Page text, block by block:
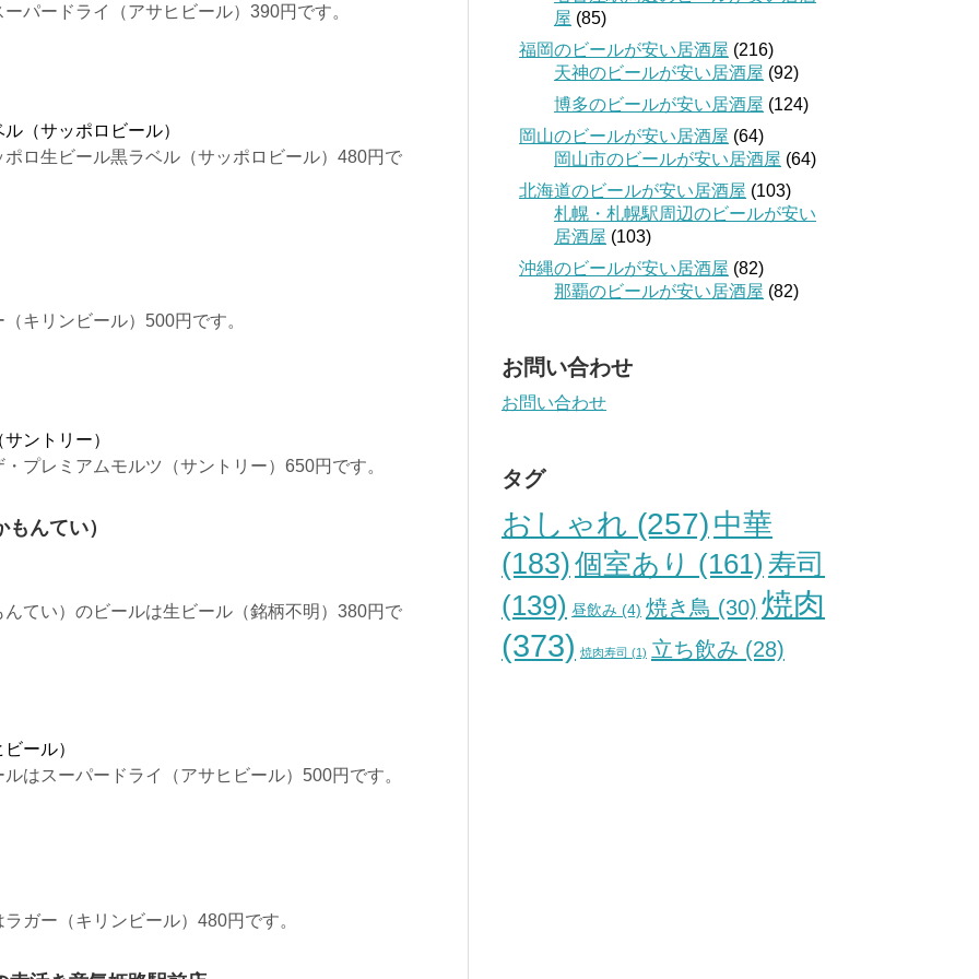
パードライ（アサヒビール）390円です。
（サッポロビール）
ロ生ビール黒ラベル（サッポロビール）480円で
キリンビール）500円です。
ントリー）
プレミアムモルツ（サントリー）650円です。
んてい）
てい）のビールは生ビール（銘柄不明）380円で
ール）
はスーパードライ（アサヒビール）500円です。
ガー（キリンビール）480円です。
屋 (85)
福岡のビールが安い居酒屋 (216)
天神のビールが安い居酒屋 (92)
博多のビールが安い居酒屋 (124)
岡山のビールが安い居酒屋 (64)
岡山市のビールが安い居酒屋 (64)
北海道のビールが安い居酒屋 (103)
札幌・札幌駅周辺のビールが安い
居酒屋 (103)
沖縄のビールが安い居酒屋 (82)
那覇のビールが安い居酒屋 (82)
お問い合わせ
お問い合わせ
タグ
おしゃれ (257) 中華
(183)個室あり (161) 寿司
(139) 昼飲み (4) 焼き鳥 (30) 焼肉
(373) 焼肉寿司 (1) 立ち飲み (28)